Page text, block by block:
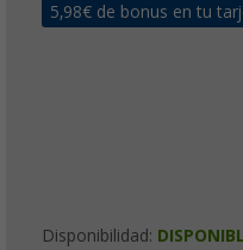
5,98€ de bonus en tu
Disponibilidad: